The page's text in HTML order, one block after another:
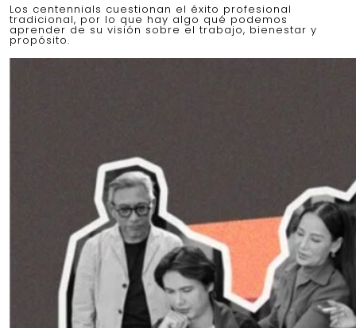
Los centennials cuestionan el éxito profesional
tradicional, por lo que hay algo qué podemos
aprender de su visión sobre el trabajo, bienestar y
propósito.